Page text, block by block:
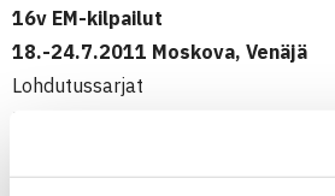
16v EM-kilpailut
18.-24.7.2011 Moskova, Venäjä
Lohdutussarjat
Poikien kaksinpeli
1.kierrosta: Jelle Sels Hollanti –